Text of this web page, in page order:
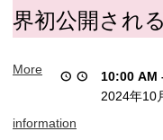
年
念
の
界初公開され
10:00 AM
2024年10
More
information